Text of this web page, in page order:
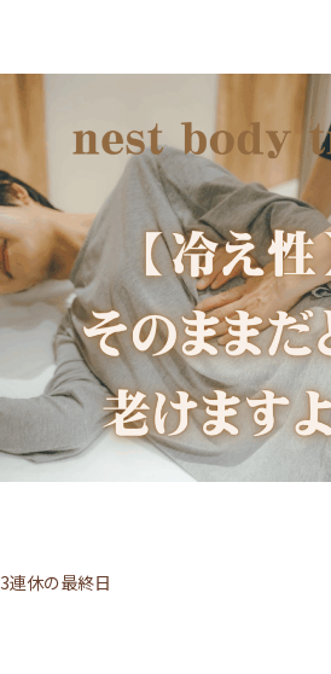
3連休の最終日